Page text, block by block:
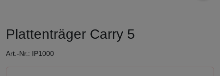
Plattenträger Carry 5
Art.-Nr.: IP1000